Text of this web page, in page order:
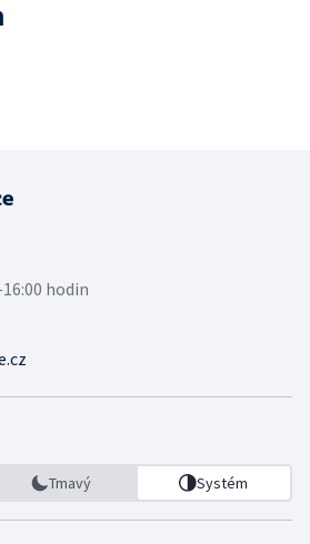
hodin
Tmavý Systém